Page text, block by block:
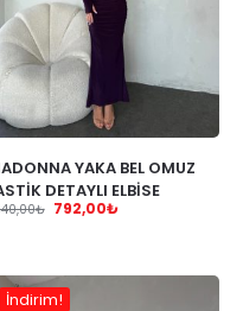
YAKA BEL OMUZ
DETAYLI ELBİSE
₺ 792,00₺
İndirim!